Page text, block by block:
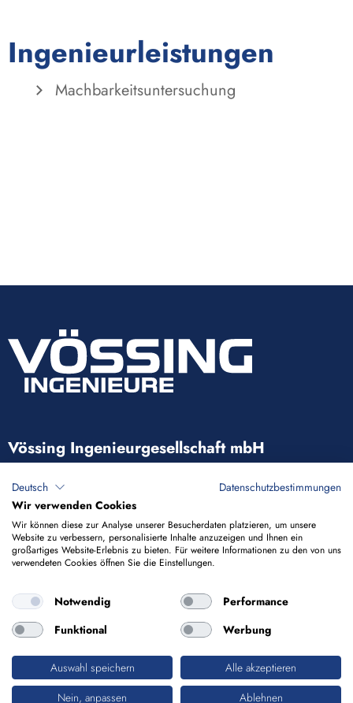
Ingenieurleistungen
Machbarkeitsuntersuchung
Vössing Ingenieurgesellschaft mbH
Brunnenstraße 29-31
40223 Düsseldorf
+49 211 9054-5
info@voessing.de
Impressum Datenschutz
Deutsch
Datenschutzbestimmungen
Wir verwenden Cookies
Wir können diese zur Analyse unserer Besucherdaten platzieren, um unsere
Website zu verbessern, personalisierte Inhalte anzuzeigen und Ihnen ein
großartiges Website-Erlebnis zu bieten. Für weitere Informationen zu den von uns
verwendeten Cookies öffnen Sie die Einstellungen.
Notwendig
Performance
Funktional
Werbung
Auswahl speichern
Alle akzeptieren
Nein, anpassen
Ablehnen